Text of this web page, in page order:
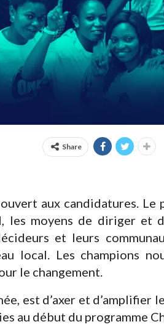
Share
aux candidatures. Le
les moyens de diriger et
et leurs
local. Les champions
le changement.
est d’axer et
au début du programme